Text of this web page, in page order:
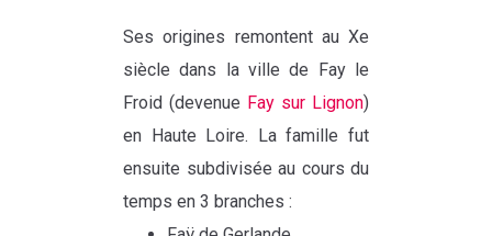
Ses origines remontent au Xe
siècle dans la ville de Fay le
Froid (devenue Fay sur Lignon)
en Haute Loire. La famille fut
ensuite subdivisée au cours du
temps en 3 branches :